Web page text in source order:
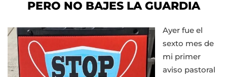
PERO NO BAJES LA GUARDIA
Ayer fue el
sexto mes de
mi primer
aviso pastoral